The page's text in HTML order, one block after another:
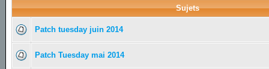
Sujets
Patch tuesday juin 2014
Patch Tuesday mai 2014